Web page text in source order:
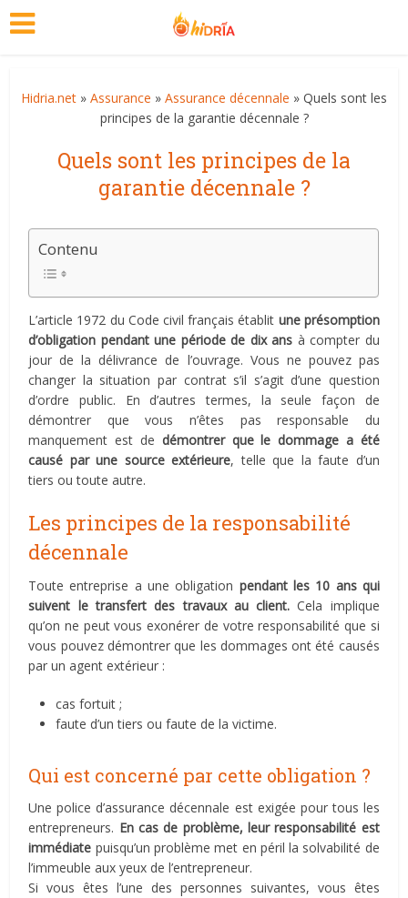
Hidria.net » Assurance » Assurance décennale » Quels sont les
principes de la garantie décennale ?
Quels sont les principes de la
garantie décennale ?
Contenu
L’article 1972 du Code civil français établit une présomption
d’obligation pendant une période de dix ans à compter du
jour de la délivrance de l’ouvrage. Vous ne pouvez pas
changer la situation par contrat s’il s’agit d’une question
d’ordre public. En d’autres termes, la seule façon de
démontrer que vous n’êtes pas responsable du
manquement est de démontrer que le dommage a été
causé par une source extérieure, telle que la faute d’un
tiers ou toute autre.
Les principes de la responsabilité
décennale
Toute entreprise a une obligation pendant les 10 ans qui
suivent le transfert des travaux au client.Cela implique
qu’on ne peut vous exonérer de votre responsabilité que si
vous pouvez démontrer que les dommages ont été causés
par un agent extérieur :
cas fortuit ;
faute d’un tiers ou faute de la victime.
Qui est concerné par cette obligation ?
Une police d’assurance décennale est exigée pour tous les
entrepreneurs. En cas de problème, leur responsabilité est
immédiate puisqu’un problème met en péril la solvabilité de
l’immeuble aux yeux de l’entrepreneur.
Si vous êtes l’une des personnes suivantes, vous êtes